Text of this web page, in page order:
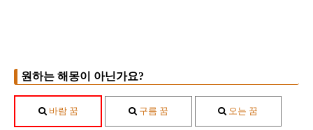
원하는 해몽이 아닌가요?
바람 꿈 구름 꿈 오는 꿈